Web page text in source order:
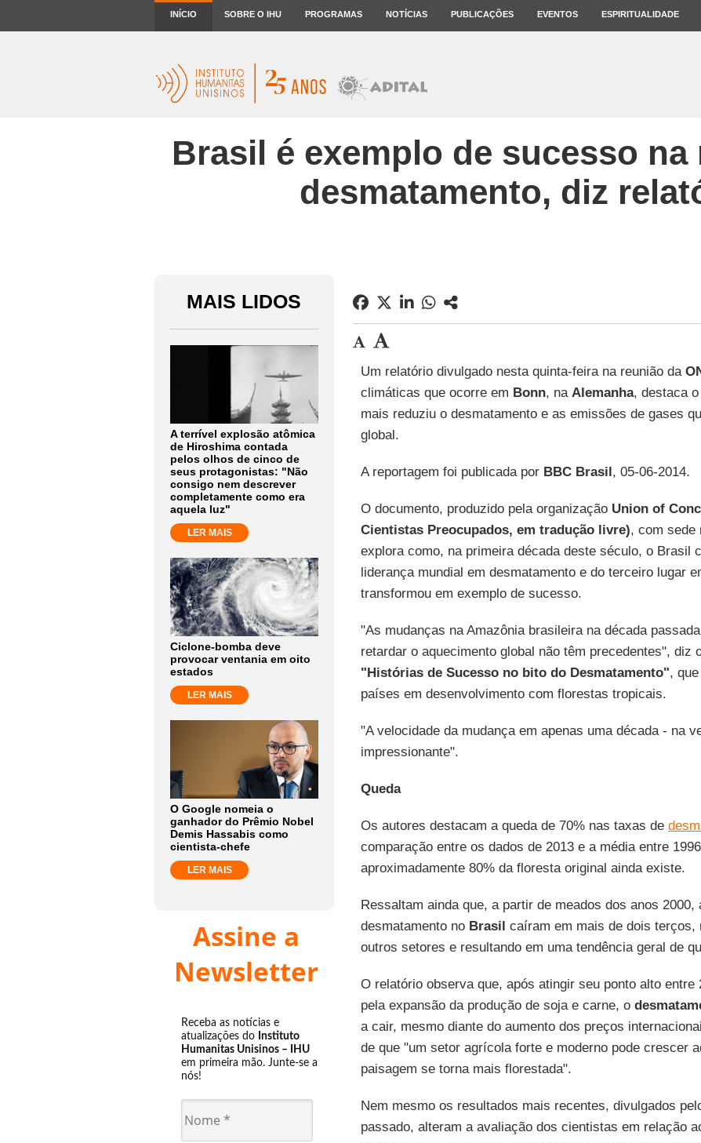
INÍCIO SOBRE O IHU PROGRAMAS NOTÍCIAS PUBLICAÇÕES EVENTOS ESPIRITUALIDADE
Brasil é exemplo de sucesso na
desmatamento, diz
MAIS LIDOS
A terrível explosão atômica
de Hiroshima contada
pelos olhos de cinco de
seus protagonistas: "Não
consigo nem descrever
completamente como era
aquela luz"
LER MAIS
Ciclone-bomba deve
provocar ventania em oito
estados
LER MAIS
O Google nomeia o
ganhador do Prêmio Nobel
Demis Hassabis como
cientista-chefe
LER MAIS
Assine a
Newsletter
Receba as notícias e
atualizações do Instituto
Humanitas Unisinos – IHU
em primeira mão. Junte-se a
nós!
Um relatório divulgado nesta quinta-feira na reunião da
climáticas que ocorre em Bonn, na Alemanha, destaca o
mais reduziu o desmatamento e as emissões de gases
global.
A reportagem foi publicada porBBC Brasil, 05-06-2014.
O documento, produzido pela organização Union of
Cientistas Preocupados, em tradução livre), com sede
explora como, na primeira década deste século, o Brasil
liderança mundial em desmatamento e do terceiro lugar
transformou em exemplo de sucesso.
"As mudanças na Amazônia brasileira na década
retardar o aquecimento global não têm precedentes", diz
"Histórias de Sucesso no bito do Desmatamento",
países em desenvolvimento com florestas tropicais.
"A velocidade da mudança em apenas uma década - na
impressionante".
Queda
Os autores destacam a queda de 70% nas taxas de
comparação entre os dados de 2013 e a média entre
aproximadamente 80% da floresta original ainda existe.
Ressaltam ainda que, a partir de meados dos anos
desmatamento no Brasil caíram em mais de dois terços,
outros setores e resultando em uma tendência geral de
O relatório observa que, após atingir seu ponto alto entre
pela expansão da produção de soja e carne, o
a cair, mesmo diante do aumento dos preços
de que "um setor agrícola forte e moderno pode crescer
paisagem se torna mais florestada".
Nem mesmo os resultados mais recentes, divulgados
passado, alteram a avaliação dos cientistas em relação